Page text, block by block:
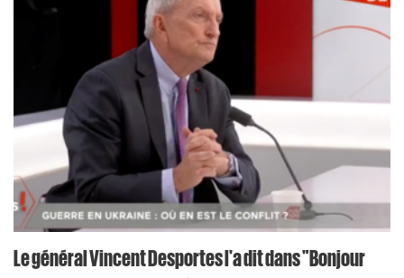
Le général Vincent Desportes l'a dit dans "Bonjour